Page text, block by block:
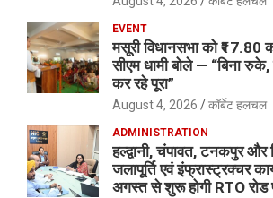
EVENT
मसूरी विधानसभा को ₹17.80
सीएम धामी बोले — “बिना रुके,
कर रहे पूरा”
August 4, 2026 कॉर्बेट हलचल
ADMINISTRATION
हल्द्वानी, चंपावत, टनकपुर
जलापूर्ति एवं इंफ्रास्ट्रक्चर
अगस्त से शुरू होगी RTO रोड